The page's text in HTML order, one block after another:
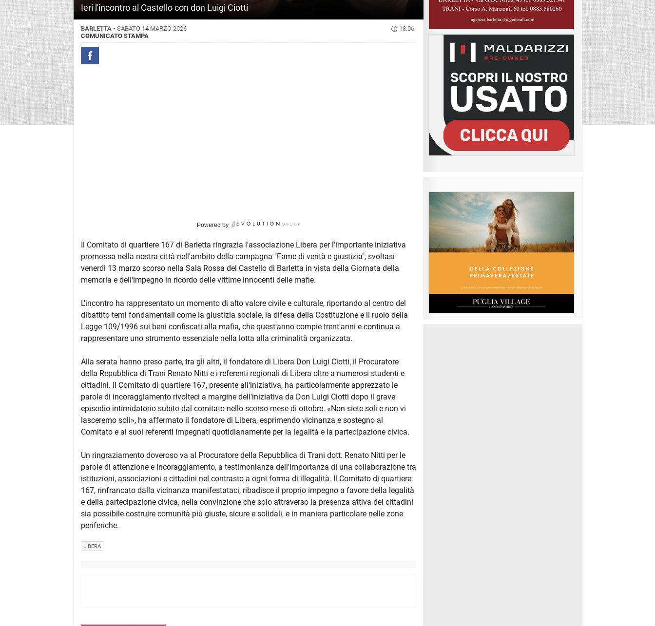
Ieri l'incontro al Castello con don Luigi Ciotti
BARLETTA - SABATO 14 MARZO 2026
18.06
COMUNICATO STAMPA
Powered by
Il Comitato di quartiere 167 di Barletta ringrazia l'associazione Libera per l'importante iniziativa
promossa nella nostra città nell'ambito della campagna "Fame di verità e giustizia", svoltasi
venerdi 13 marzo scorso nella Sala Rossa del Castello di Barletta in vista della Giornata della
memoria e dell'impegno in ricordo delle vittime innocenti delle mafie.
L'incontro ha rappresentato un momento di alto valore civile e culturale, riportando al centro del
dibattito temi fondamentali come la giustizia sociale, la difesa della Costituzione e il ruolo della
Legge 109/1996 sui beni confiscati alla mafia, che quest'anno compie trent'anni e continua a
rappresentare uno strumento essenziale nella lotta alla criminalità organizzata.
Alla serata hanno preso parte, tra gli altri, il fondatore di Libera Don Luigi Ciotti, il Procuratore
della Repubblica di Trani Renato Nitti e i referenti regionali di Libera oltre a numerosi studenti e
cittadini. Il Comitato di quartiere 167, presente all'iniziativa, ha particolarmente apprezzato le
parole di incoraggiamento rivolteci a margine dell'iniziativa da Don Luigi Ciotti dopo il grave
episodio intimidatorio subito dal comitato nello scorso mese di ottobre. «Non siete soli e non vi
lasceremo soli», ha affermato il fondatore di Libera, esprimendo vicinanza e sostegno al
Comitato e ai suoi referenti impegnati quotidianamente per la legalità e la partecipazione civica.
Un ringraziamento doveroso va al Procuratore della Repubblica di Trani dott. Renato Nitti per le
parole di attenzione e incoraggiamento, a testimonianza dell'importanza di una collaborazione tra
istituzioni, associazioni e cittadini nel contrasto a ogni forma di illegalità. Il Comitato di quartiere
167, rinfrancato dalla vicinanza manifestataci, ribadisce il proprio impegno a favore della legalità
e della partecipazione civica, nella convinzione che solo attraverso la presenza attiva dei cittadini
sia possibile costruire comunità più giuste, sicure e solidali, e in maniera particolare nelle zone
periferiche.
LIBERA